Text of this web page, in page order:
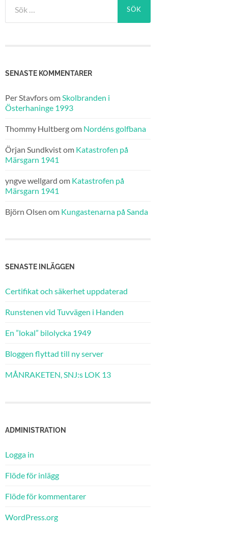
efter:
SENASTE KOMMENTARER
Per Stavforsom Skolbranden i
Österhaninge 1993
Thommy Hultbergom Nordéns golfbana
Örjan Sundkvistom Katastrofen på
Märsgarn 1941
yngve wellgard om Katastrofen på
Märsgarn 1941
Björn Olsen om Kungastenarna på Sanda
SENASTE INLÄGGEN
Certifikat och säkerhet uppdaterad
Runstenen vid Tuvvägen i Handen
En ”lokal” bilolycka 1949
Bloggen flyttad till ny server
MÅNRAKETEN, SNJ:s LOK 13
ADMINISTRATION
Logga in
Flöde för inlägg
Flöde för kommentarer
WordPress.org